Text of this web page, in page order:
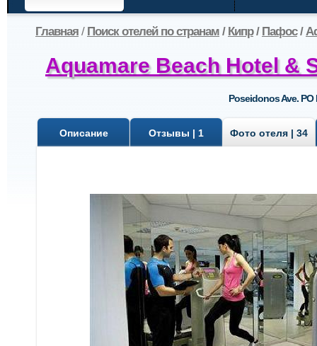
Главная / Поиск отелей по странам / Кипр/ Пафос/
Aquamare Beach Hotel &
Poseidonos Ave. PO
Описание Отзывы | 1 Фото отеля | 34